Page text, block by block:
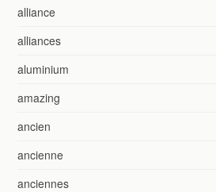
alliance
alliances
aluminium
amazing
ancien
ancienne
anciennes